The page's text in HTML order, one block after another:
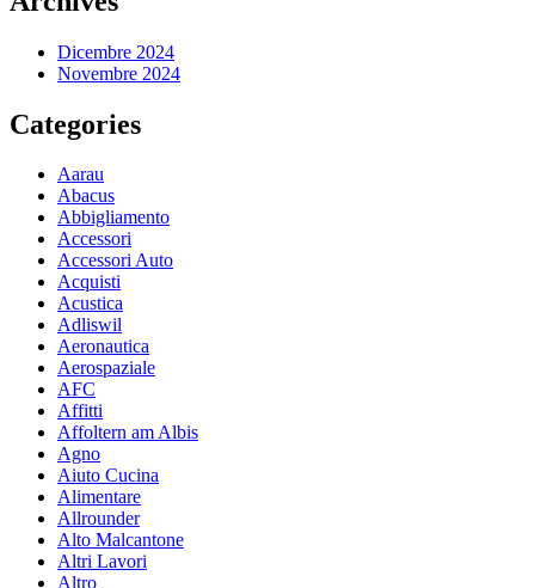
Dicembre 2024
Novembre 2024
Categories
Aarau
Abacus
Abbigliamento
Accessori
Accessori Auto
Acquisti
Acustica
Adliswil
Aeronautica
Aerospaziale
AFC
Affitti
Affoltern am Albis
Agno
Aiuto Cucina
Alimentare
Allrounder
Alto Malcantone
Altri Lavori
Altro